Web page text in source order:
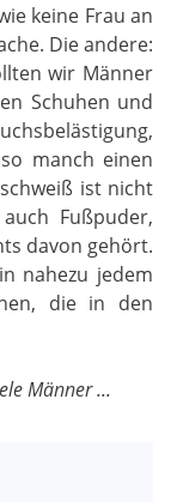
keine Frau an
Die andere:
wir Männer
Schuhen und
manch einen
ist nicht
Fußpuder,
davon gehört.
nahezu jedem
die in den
Männer ...